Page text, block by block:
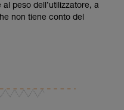
peso dell’utilizzatore, a
non tiene conto del